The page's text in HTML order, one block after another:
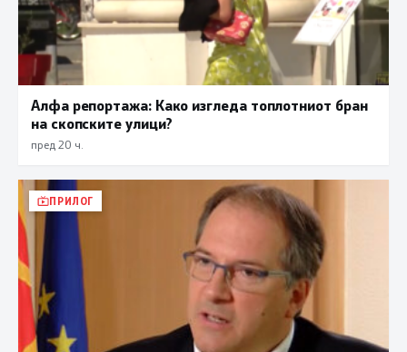
Алфа репортажа: Како изгледа топлотниот бран
на скопските улици?
пред 20 ч.
ПРИЛОГ